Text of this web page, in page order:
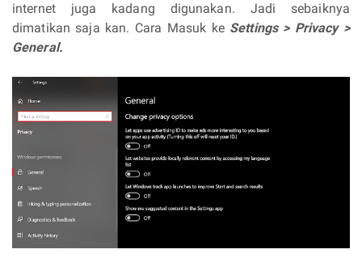
internet juga kadang digunakan. Jadi sebaiknya
dimatikan saja kan. Cara Masuk ke Settings > Privacy >
General.